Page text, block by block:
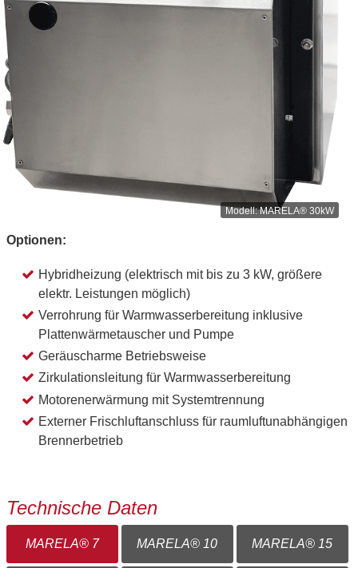
MARELA® 30kW
Optionen:
Hybridheizung (elektrisch mit bis zu 3 kW, größere
elektr. Leistungen möglich)
Verrohrung für Warmwasserbereitung inklusive
Plattenwärmetauscher und Pumpe
Geräuscharme Betriebsweise
Zirkulationsleitung für Warmwasserbereitung
Motorenerwärmung mit Systemtrennung
Externer Frischluftanschluss für raumluftunabhängigen
Brennerbetrieb
Technische Daten
MARELA® 7 MARELA® 10 MARELA® 15